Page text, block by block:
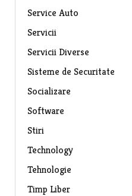
Service Auto
Servicii
Servicii Diverse
Sisteme de Securitate
Socializare
Software
Stiri
Technology
Tehnologie
Timp Liber